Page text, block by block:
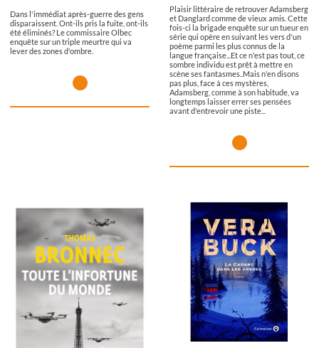
Dans l'immédiat après-guerre des gens
disparaissent. Ont-ils pris la fuite, ont-ils
été éliminés? Le commissaire Olbec
enquête sur un triple meurtre qui va
lever des zones d'ombre.
Plaisir littéraire de retrouver Adamsberg
et Danglard comme de vieux amis. Cette
fois-ci la brigade enquête sur un tueur en
série qui opère en suivant les vers d'un
poème parmi les plus connus de la
langue française...Et ce n'est pas tout, ce
sombre individu est prêt à mettre en
scène ses fantasmes..Mais n'en disons
pas plus, face à ces mystères,
Adamsberg, comme à son habitude, va
longtemps laisser errer ses pensées
avant d'entrevoir une piste...